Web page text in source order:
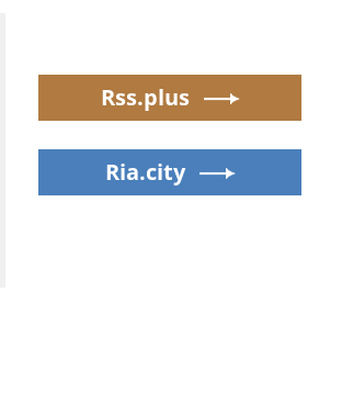
Rss.plus
Ria.city